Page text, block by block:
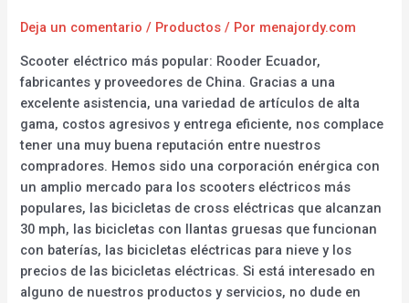
Deja un comentario / Productos / Por menajordy.com
Scooter eléctrico más popular: Rooder Ecuador,
fabricantes y proveedores de China. Gracias a una
excelente asistencia, una variedad de artículos de alta
gama, costos agresivos y entrega eficiente, nos complace
tener una muy buena reputación entre nuestros
compradores. Hemos sido una corporación enérgica con
un amplio mercado para los scooters eléctricos más
populares, las bicicletas de cross eléctricas que alcanzan
30 mph, las bicicletas con llantas gruesas que funcionan
con baterías, las bicicletas eléctricas para nieve y los
precios de las bicicletas eléctricas. Si está interesado en
alguno de nuestros productos y servicios, no dude en